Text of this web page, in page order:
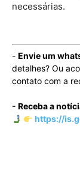
necessárias.
- Envie um
detalhes? Ou
contato com a
- Receba a
https://